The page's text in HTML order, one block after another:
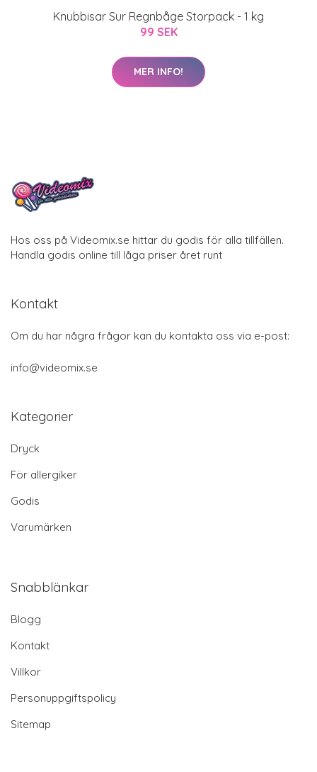
Knubbisar Sur Regnbåge Storpack - 1 kg
99 SEK
MER INFO!
Hos oss på Videomix.se hittar du godis för alla tillfällen.
Handla godis online till låga priser året runt
Kontakt
Om du har några frågor kan du kontakta oss via e-post:
info@videomix.se
Kategorier
Dryck
För allergiker
Godis
Varumärken
Snabblänkar
Blogg
Kontakt
Villkor
Personuppgiftspolicy
Sitemap